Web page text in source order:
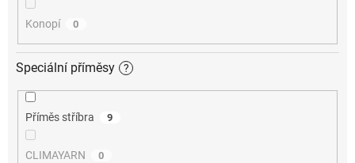
Konopí 0
Speciální příměsy ?
Příměs stříbra 9
CLIMAYARN 0